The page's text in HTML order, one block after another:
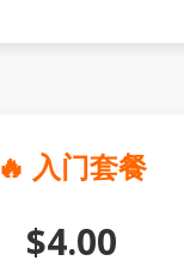
🔥 入门套餐
$4.00